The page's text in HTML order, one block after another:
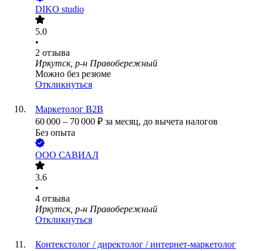
DIKO studio
5.0
•
2 отзыва
Иркутск, р-н Правобережный
Можно без резюме
Откликнуться
Маркетолог B2B
60 000 – 70 000 ₽ за месяц, до вычета налогов
Без опыта
ООО САВИАЛ
3.6
•
4 отзыва
Иркутск, р-н Правобережный
Откликнуться
Контекстолог / директолог / интернет-маркетолог